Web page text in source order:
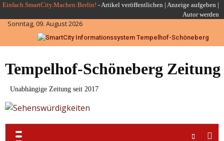
Skip
to
content
Einfach.SmartCity.Machen:Berlin! -Artikel veröffentlichen | Anzeige aufgeben |
Autor werden
Sonntag, 09. August 2026
Tempelhof-Schöneberg Zeitung
Unabhängige Zeitung seit 2017